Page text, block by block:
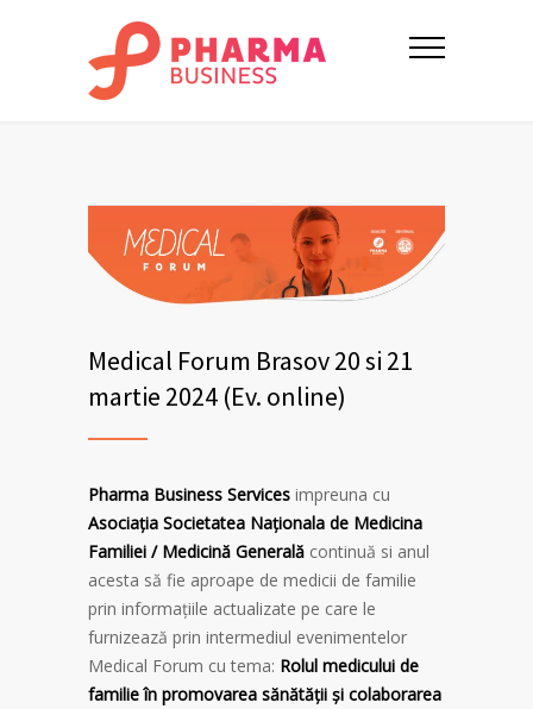
Medical Forum Brasov 20 si 21
martie 2024 (Ev. online)
Pharma Business Services impreuna cu
Asociația Societatea Naţionala de Medicina
Familiei / Medicină Generală continuă si anul
acesta să fie aproape de medicii de familie
prin informațiile actualizate pe care le
furnizează prin intermediul evenimentelor
Medical Forum cu tema: Rolul medicului de
familie în promovarea sănătății și colaborarea